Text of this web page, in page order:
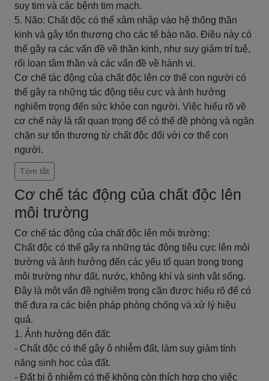
suy tim và các bệnh tim mạch.
5. Não: Chất độc có thể xâm nhập vào hệ thống thần
kinh và gây tổn thương cho các tế bào não. Điều này có
thể gây ra các vấn đề về thần kinh, như suy giảm trí tuệ,
rối loạn tâm thần và các vấn đề về hành vi.
Cơ chế tác động của chất độc lên cơ thể con người có
thể gây ra những tác động tiêu cực và ảnh hưởng
nghiêm trọng đến sức khỏe con người. Việc hiểu rõ về
cơ chế này là rất quan trọng để có thể đề phòng và ngăn
chặn sự tổn thương từ chất độc đối với cơ thể con
người.
Tóm tắt
Cơ chế tác động của chất độc lên
môi trường
Cơ chế tác động của chất độc lên môi trường:
Chất độc có thể gây ra những tác động tiêu cực lên môi
trường và ảnh hưởng đến các yếu tố quan trọng trong
môi trường như đất, nước, không khí và sinh vật sống.
Đây là một vấn đề nghiêm trọng cần được hiểu rõ để có
thể đưa ra các biện pháp phòng chống và xử lý hiệu
quả.
1. Ảnh hưởng đến đất:
- Chất độc có thể gây ô nhiễm đất, làm suy giảm tính
năng sinh học của đất.
- Đất bị ô nhiễm có thể không còn thích hợp cho việc